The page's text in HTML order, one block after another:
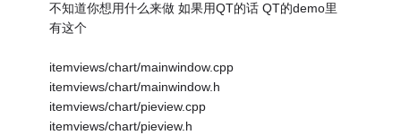
不知道你想用什么来做 如果用QT的话 QT的demo里
有这个
itemviews/chart/mainwindow.cpp
itemviews/chart/mainwindow.h
itemviews/chart/pieview.cpp
itemviews/chart/pieview.h